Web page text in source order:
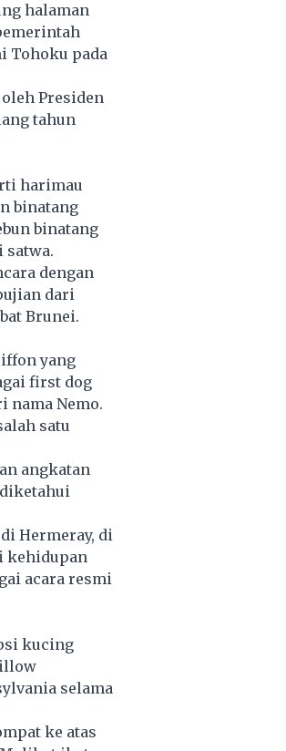
halaman
Tohoku pada
Presiden
tahun
harimau
binatang
binatang
satwa.
dengan
dari
Brunei.
yang
first dog
nama Nemo.
satu
angkatan
Hermeray, di
kehidupan
acara resmi
kucing
selama
ke atas